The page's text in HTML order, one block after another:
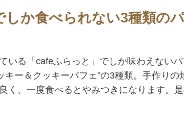
しか食べられない3種類の
いる「cafeふらっと」でしか味わえない
キー＆クッキーパフェ”の3種類。手作り
く、一度食べるとやみつきになります。